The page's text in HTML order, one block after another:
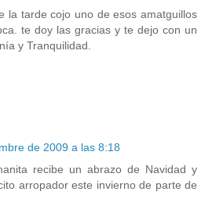
la tarde cojo uno de esos amatguillos
te doy las gracias y te dejo con un
y Tranquilidad.
de 2009 a las 8:18
recibe un abrazo de Navidad y
arropador este invierno de parte de